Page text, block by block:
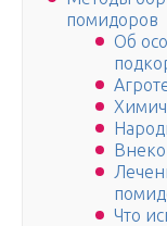
помидоров
Об
Что